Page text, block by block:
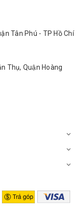
vì sẽ gây ra
Tân Phú - TP Hồ Chí
Thụ, Quận Hoàng